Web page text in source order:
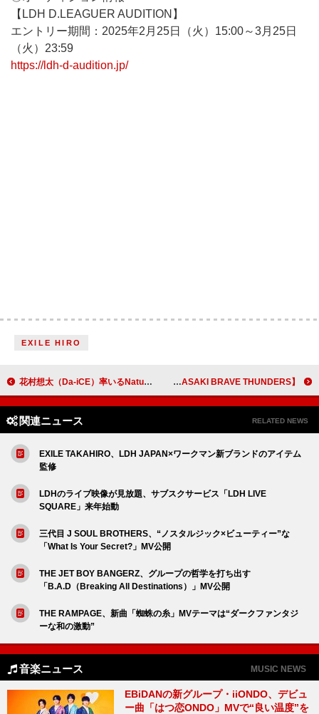
【LDH D.LEAGUER AUDITION】
エントリー期間：2025年2月25日（火）15:00～3月25日
（火）23:59
https://ldh-d-audition.jp/
EXILE HIRO
花村想太（Da-iCE）率いるNatural Lag、スペーシアX特別記念発車メロディお披露目式に登壇 【ロウルとアイドルフェス powered by KAWASAKI BRAVE THUNDERS】オフィシャルレポート到着
関連ニュース RELATED NEWS
EXILE TAKAHIRO、LDH JAPAN×ワークマン新ブランドのアイテム
監修
LDHのライブ映像が見放題、サブスクサービス「LDH LIVE
SQUARE」来年始動
三代目 J SOUL BROTHERS、“ノスタルジック×ビューティー”な
「What Is Your Secret?」MV公開
THE JET BOY BANGERZ、グループの哲学を打ち出す
「B.A.D（Breaking All Destinations）」MV公開
THE RAMPAGE、新曲「蜘蛛の糸」MVテーマは“ダークファンタジ
ーな和の激動”
音楽ニュース MUSIC NEWS
EBiDANの新グループ・iiONDO、デビュ
ー曲「はつ恋ONDO」MVで“良い温度”を